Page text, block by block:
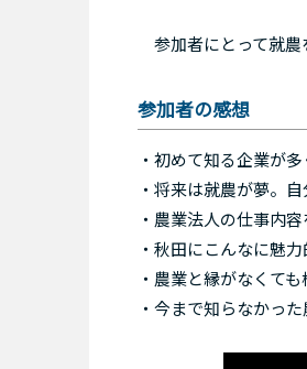
参加者にとって就
参加者の感想
・初めて知る企業が
・将来は就農が夢。
・農業法人の仕事内
・秋田にこんなに魅
・農業と縁がなくて
・今まで知らなかっ